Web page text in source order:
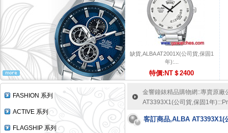
缺貨,ALBA AT2001X(公司貨,保固1
年):...
特價:NT＄2400
FASHION 系列
ACTIVE 系列
FLAGSHIP 系列
金響鐘錶精品購物網::專賣原廠
AT3393X1(公司貨,保固1年
客訂商品,ALBA AT3393X1(